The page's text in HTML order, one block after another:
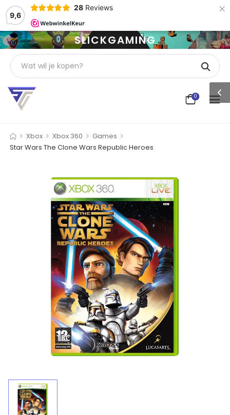
9,6
28 Reviews ×
SLICKGAMING
0
> Xbox > Xbox 360 > Games >
Star Wars The Clone Wars Republic Heroes